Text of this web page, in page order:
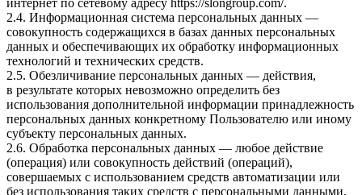
интернет по сетевому адресу https://slongroup.com/.
2.4. Информационная система персональных данных —
совокупность содержащихся в базах данных персональных
данных и обеспечивающих их обработку информационных
технологий и технических средств.
2.5. Обезличивание персональных данных — действия,
в результате которых невозможно определить без
использования дополнительной информации принадлежность
персональных данных конкретному Пользователю или иному
субъекту персональных данных.
2.6. Обработка персональных данных — любое действие
(операция) или совокупность действий (операций),
совершаемых с использованием средств автоматизации или
без использования таких средств с персональными данными,